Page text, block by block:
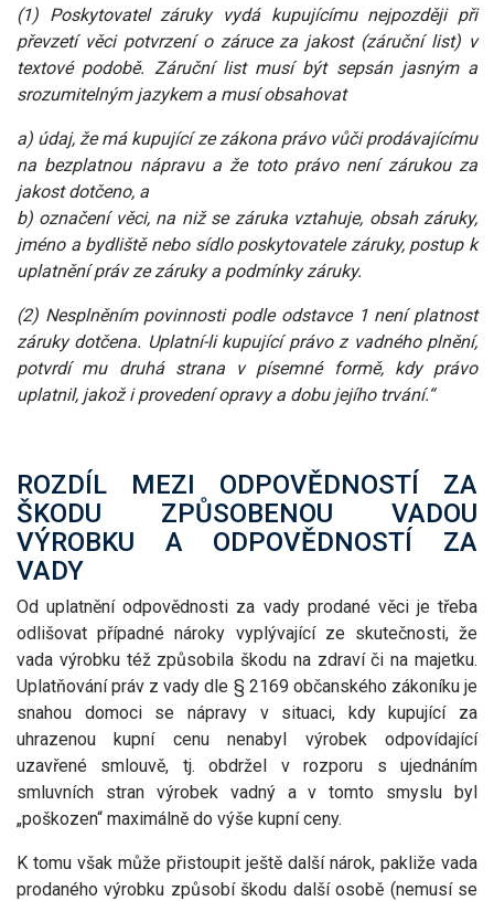
(1) Poskytovatel záruky vydá kupujícímu nejpozději při
převzetí věci potvrzení o záruce za jakost (záruční list) v
textové podobě. Záruční list musí být sepsán jasným a
srozumitelným jazykem a musí obsahovat
a) údaj, že má kupující ze zákona právo vůči prodávajícímu
na bezplatnou nápravu a že toto právo není zárukou za
jakost dotčeno, a
b) označení věci, na niž se záruka vztahuje, obsah záruky,
jméno a bydliště nebo sídlo poskytovatele záruky, postup k
uplatnění práv ze záruky a podmínky záruky.
(2) Nesplněním povinnosti podle odstavce 1 není platnost
záruky dotčena. Uplatní-li kupující právo z vadného plnění,
potvrdí mu druhá strana v písemné formě, kdy právo
uplatnil, jakož i provedení opravy a dobu jejího trvání.“
ROZDÍL MEZI ODPOVĚDNOSTÍ ZA
ŠKODU ZPŮSOBENOU VADOU
VÝROBKU A ODPOVĚDNOSTÍ ZA
VADY
Od uplatnění odpovědnosti za vady prodané věci je třeba
odlišovat případné nároky vyplývající ze skutečnosti, že
vada výrobku též způsobila škodu na zdraví či na majetku.
Uplatňování práv z vady dle § 2169 občanského zákoníku je
snahou domoci se nápravy v situaci, kdy kupující za
uhrazenou kupní cenu nenabyl výrobek odpovídající
uzavřené smlouvě, tj. obdržel v rozporu s ujednáním
smluvních stran výrobek vadný a v tomto smyslu byl
„poškozen“ maximálně do výše kupní ceny.
K tomu však může přistoupit ještě další nárok, pakliže vada
prodaného výrobku způsobí škodu další osobě (nemusí se